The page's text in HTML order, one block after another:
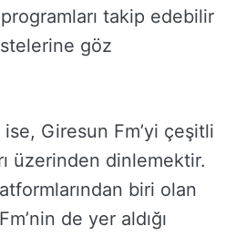
takip edebilir
göz
Giresun Fm’yi çeşitli
üzerinden dinlemektir.
biri olan
de yer aldığı